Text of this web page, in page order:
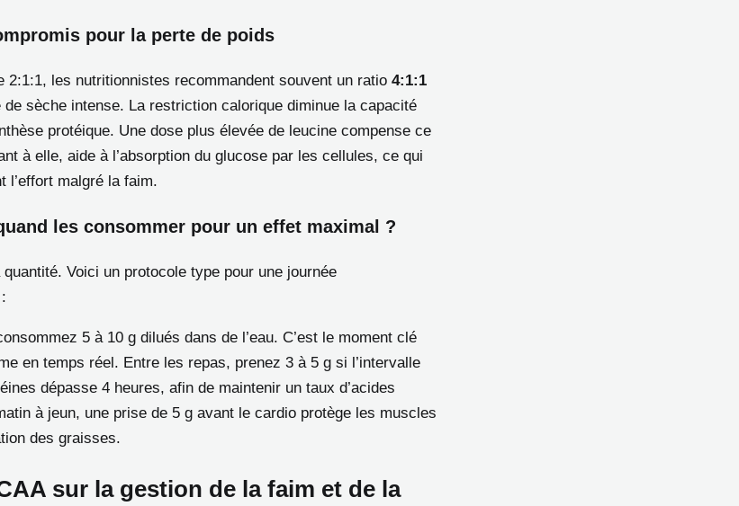
pour la perte de poids
2:1:1, les nutritionnistes recommandent souvent un ratio 4:1:1
de sèche intense. La restriction calorique diminue la capacité
protéique. Une dose plus élevée de leucine compense ce
à elle, aide à l’absorption du glucose par les cellules, ce qui
l’effort malgré la faim.
les consommer pour un effet maximal ?
Voici un protocole type pour une journée
5 à 10 g dilués dans de l’eau. C’est le moment clé
en temps réel. Entre les repas, prenez 3 à 5 g si l’intervalle
dépasse 4 heures, afin de maintenir un taux d’acides
à jeun, une prise de 5 g avant le cardio protège les muscles
des graisses.
sur la gestion de la faim et de la